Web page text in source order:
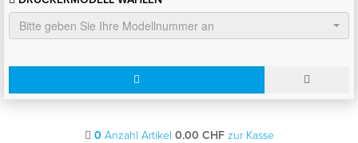
Bitte geben Sie Ihre Modellnummer an
0 Anzahl Artikel 0.00 CHF zur Kasse